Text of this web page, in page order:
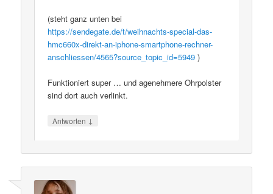
(steht ganz unten bei
https://sendegate.de/t/weihnachts-special-das-
hmc660x-direkt-an-iphone-smartphone-rechner-
anschliessen/4565?source_topic_id=5949 )
Funktioniert super … und agenehmere Ohrpolster
sind dort auch verlinkt.
Antworten ↓